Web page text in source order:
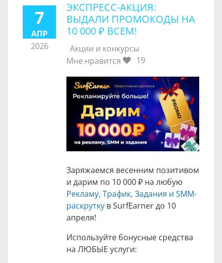
7
АПР
2026
ЭКСПРЕСС-АКЦИЯ:
ВЫДАЛИ ПРОМОКОДЫ НА
10 000 ₽ ВСЕМ!
Акции и конкурсы
Мне нравится
19
Заряжаемся весенним позитивом
и дарим по 10 000 ₽ на любую
Рекламу, Трафик, Задания и SMM-
раскрутку в SurfEarner до 10
апреля!
Используйте бонусные средства
на ЛЮБЫЕ услуги: